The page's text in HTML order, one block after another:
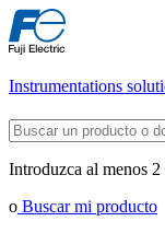
Instrumentations
Introduzca al menos 2
o Buscar mi producto